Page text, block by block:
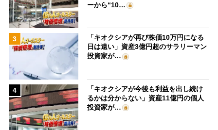
ーから“10…
3
「キオクシアが再び株価10万円になる
日は遠い」資産3億円超のサラリーマン
投資家が…
4
「キオクシアが今後も利益を出し続け
るかは分からない」資産11億円の個人
投資家が…